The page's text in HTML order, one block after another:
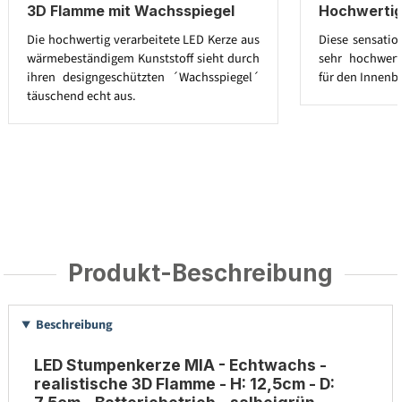
3D Flamme mit Wachsspiegel
Die hochwertig verarbeitete LED Kerze aus
wärmebeständigem Kunststoff sieht durch
ihren designgeschützten ´Wachsspiegel´
täuschend echt aus.
Diese
sehr
für den
Produkt-Beschreibung
Beschreibung
LED Stumpenkerze MIA - Echtwachs -
realistische 3D Flamme - H: 12,5cm - D: